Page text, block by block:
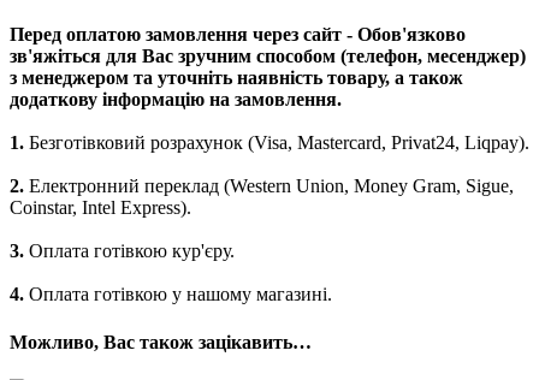
Перед оплатою замовлення через сайт - Обов'язково
зв'яжіться для Вас зручним способом (телефон, месенджер)
з менеджером та уточніть наявність товару, а також
додаткову інформацію на замовлення.
1. Безготівковий розрахунок (Visa, Mastercard, Privat24, Liqpay).
2. Електронний переклад (Western Union, Money Gram, Sigue,
Coinstar, Intel Express).
3. Оплата готівкою кур'єру.
4. Оплата готівкою у нашому магазині.
Можливо, Вас також зацікавить…